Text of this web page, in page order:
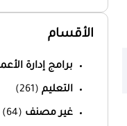
الأقسام
برامج إدارة
التعليم (261)
غير مصنف (64)